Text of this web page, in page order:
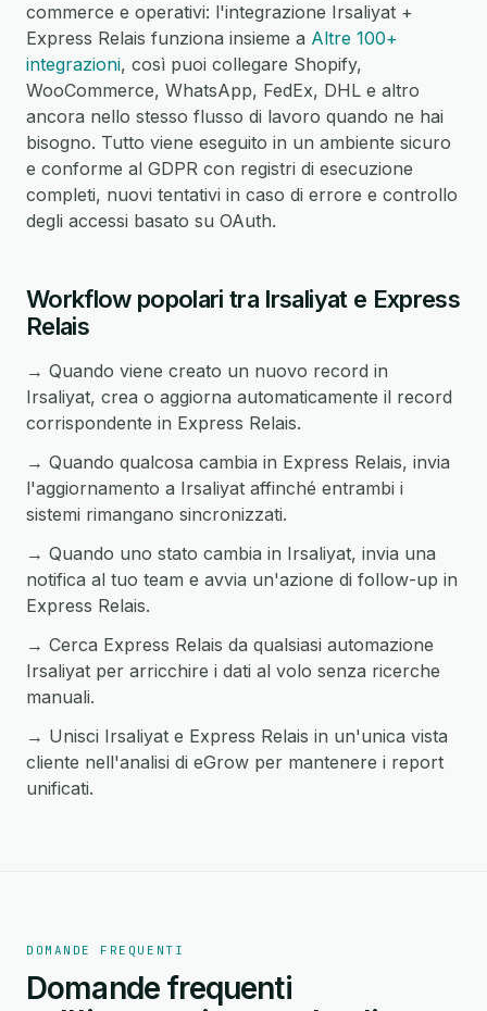
commerce e operativi: l'integrazione Irsaliyat +
Express Relais funziona insieme a Altre 100+
integrazioni, così puoi collegare Shopify,
WooCommerce, WhatsApp, FedEx, DHL e altro
ancora nello stesso flusso di lavoro quando ne hai
bisogno. Tutto viene eseguito in un ambiente sicuro
e conforme al GDPR con registri di esecuzione
completi, nuovi tentativi in caso di errore e controllo
degli accessi basato su OAuth.
Workflow popolari tra Irsaliyat e Express
Relais
→ Quando viene creato un nuovo record in
Irsaliyat, crea o aggiorna automaticamente il record
corrispondente in Express Relais.
→ Quando qualcosa cambia in Express Relais, invia
l'aggiornamento a Irsaliyat affinché entrambi i
sistemi rimangano sincronizzati.
→ Quando uno stato cambia in Irsaliyat, invia una
notifica al tuo team e avvia un'azione di follow-up in
Express Relais.
→ Cerca Express Relais da qualsiasi automazione
Irsaliyat per arricchire i dati al volo senza ricerche
manuali.
→ Unisci Irsaliyat e Express Relais in un'unica vista
cliente nell'analisi di eGrow per mantenere i report
unificati.
DOMANDE FREQUENTI
Domande frequenti